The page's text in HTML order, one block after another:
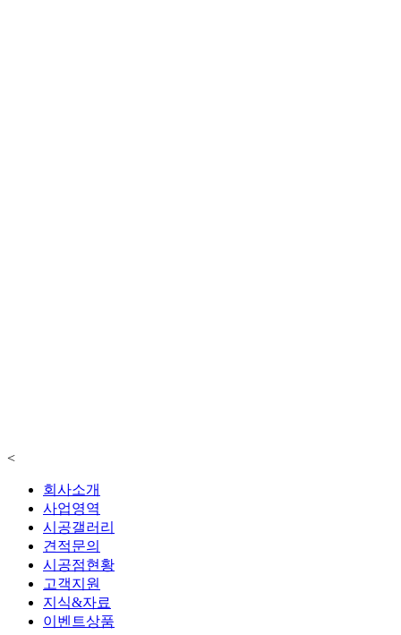
<
회사소개
사업영역
시공갤러리
견적문의
시공점현황
고객지원
지식&자료
이벤트상품